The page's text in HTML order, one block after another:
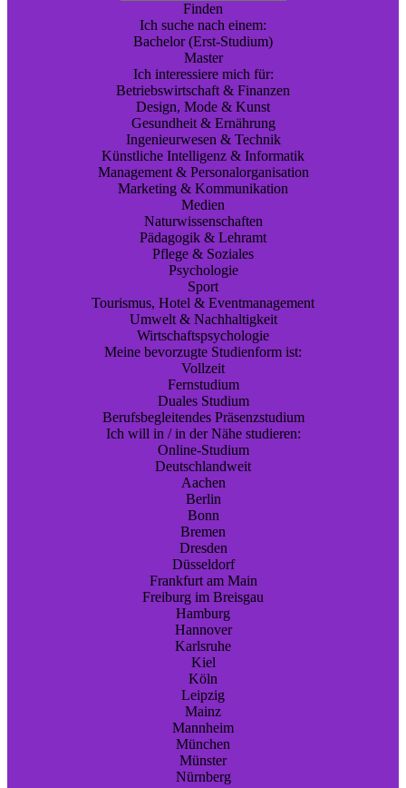
Finden
Ich suche nach einem:
Bachelor (Erst-Studium)
Master
Ich interessiere mich für:
Betriebswirtschaft & Finanzen
Design, Mode & Kunst
Gesundheit & Ernährung
Ingenieurwesen & Technik
Künstliche Intelligenz & Informatik
Management & Personalorganisation
Marketing & Kommunikation
Medien
Naturwissenschaften
Pädagogik & Lehramt
Pflege & Soziales
Psychologie
Sport
Tourismus, Hotel & Eventmanagement
Umwelt & Nachhaltigkeit
Wirtschaftspsychologie
Meine bevorzugte Studienform ist:
Vollzeit
Fernstudium
Duales Studium
Berufsbegleitendes Präsenzstudium
Ich will in / in der Nähe studieren:
Online-Studium
Deutschlandweit
Aachen
Berlin
Bonn
Bremen
Dresden
Düsseldorf
Frankfurt am Main
Freiburg im Breisgau
Hamburg
Hannover
Karlsruhe
Kiel
Köln
Leipzig
Mainz
Mannheim
München
Münster
Nürnberg